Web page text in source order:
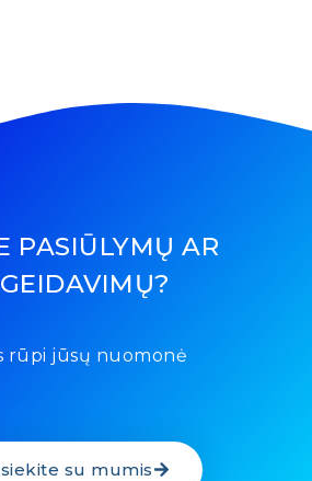
PASIŪLYMŲ AR
rūpi jūsų nuomonė
su mumis